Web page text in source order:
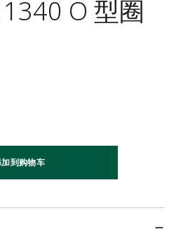
O 型圈
到购物车